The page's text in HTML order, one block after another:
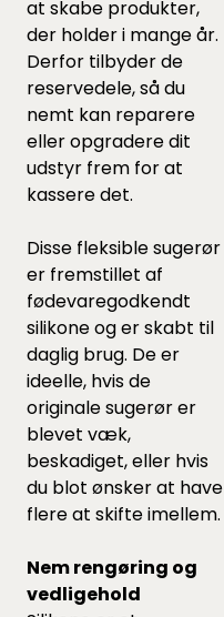
at skabe produkter,
der holder i mange år.
Derfor tilbyder de
reservedele, så du
nemt kan reparere
eller opgradere dit
udstyr frem for at
kassere det.
Disse fleksible sugerør
er fremstillet af
fødevaregodkendt
silikone og er skabt til
daglig brug. De er
ideelle, hvis de
originale sugerør er
blevet væk,
beskadiget, eller hvis
du blot ønsker at have
flere at skifte imellem.
Nem rengøring og
vedligehold